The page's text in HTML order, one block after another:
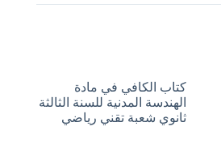
كتاب الكافي في مادة
الهندسة المدنية للسنة الثالثة
ثانوي شعبة تقني رياضي